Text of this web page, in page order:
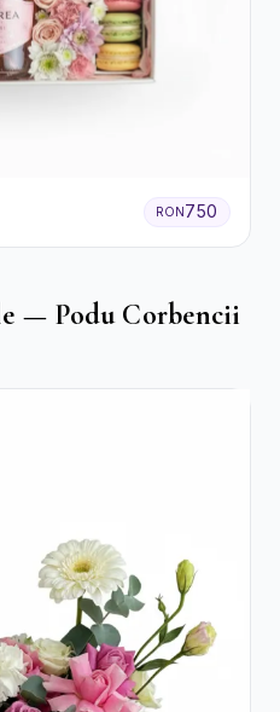
RON750
— Podu Corbencii